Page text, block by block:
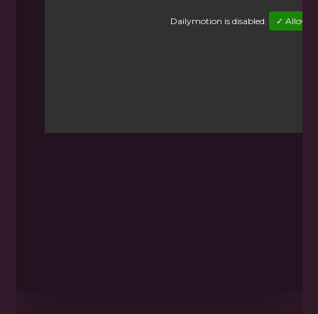
Dailymotion is disabled. ✓ Allow